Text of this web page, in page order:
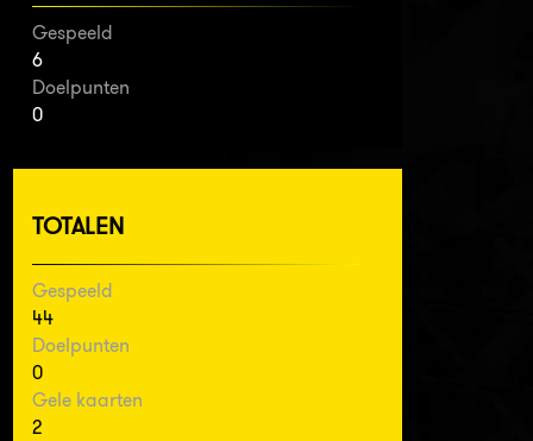
Gespeeld
6
Doelpunten
0
TOTALEN
Gespeeld
44
Doelpunten
0
Gele kaarten
2